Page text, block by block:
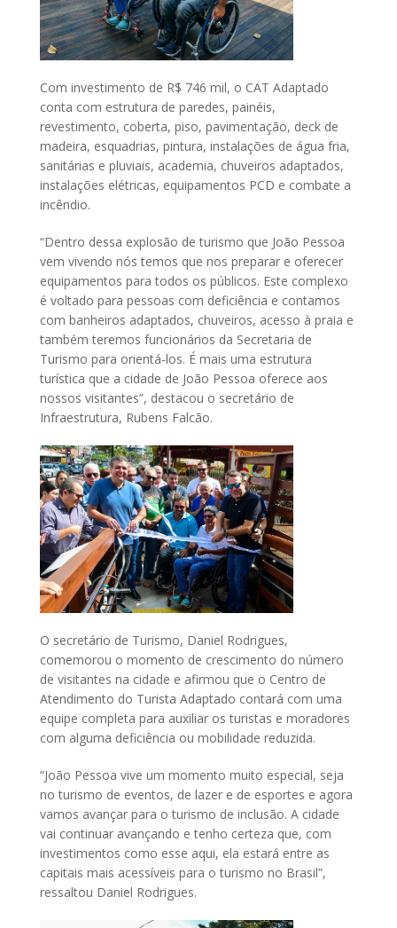
Com investimento de R$ 746 mil, o CAT Adaptado
conta com estrutura de paredes, painéis,
revestimento, coberta, piso, pavimentação, deck de
madeira, esquadrias, pintura, instalações de água fria,
sanitárias e pluviais, academia, chuveiros adaptados,
instalações elétricas, equipamentos PCD e combate a
incêndio.
“Dentro dessa explosão de turismo que João Pessoa
vem vivendo nós temos que nos preparar e oferecer
equipamentos para todos os públicos. Este complexo
é voltado para pessoas com deficiência e contamos
com banheiros adaptados, chuveiros, acesso à praia e
também teremos funcionários da Secretaria de
Turismo para orientá-los. É mais uma estrutura
turística que a cidade de João Pessoa oferece aos
nossos visitantes”, destacou o secretário de
Infraestrutura, Rubens Falcão.
O secretário de Turismo, Daniel Rodrigues,
comemorou o momento de crescimento do número
de visitantes na cidade e afirmou que o Centro de
Atendimento do Turista Adaptado contará com uma
equipe completa para auxiliar os turistas e moradores
com alguma deficiência ou mobilidade reduzida.
“João Pessoa vive um momento muito especial, seja
no turismo de eventos, de lazer e de esportes e agora
vamos avançar para o turismo de inclusão. A cidade
vai continuar avançando e tenho certeza que, com
investimentos como esse aqui, ela estará entre as
capitais mais acessíveis para o turismo no Brasil”,
ressaltou Daniel Rodrigues.